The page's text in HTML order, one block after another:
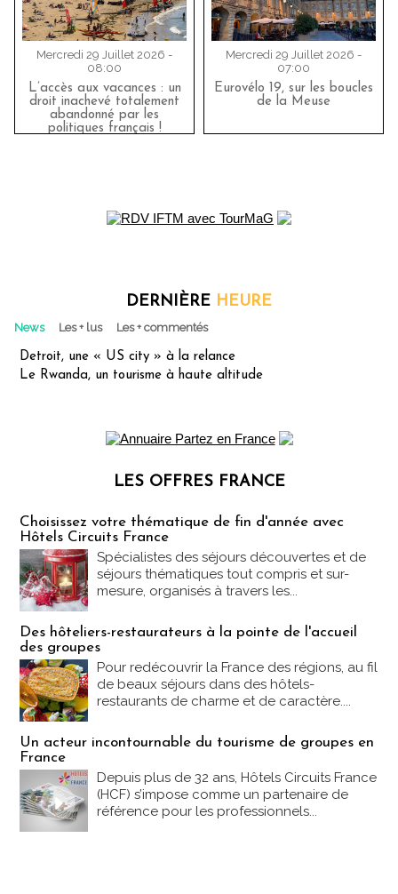
Mercredi 29 Juillet 2026 -
08:00
L’accès aux vacances : un
droit inachevé totalement
abandonné par les
politiques français !
Mercredi 29 Juillet 2026 -
07:00
Eurovélo 19, sur les boucles
de la Meuse
DERNIÈRE HEURE
News Les + lus Les + commentés
Detroit, une « US city » à la relance
Le Rwanda, un tourisme à haute altitude
LES OFFRES FRANCE
Choisissez votre thématique de fin d'année avec
Hôtels Circuits France
Spécialistes des séjours découvertes et de
séjours thématiques tout compris et sur-
mesure, organisés à travers les...
Des hôteliers-restaurateurs à la pointe de l'accueil
des groupes
Pour redécouvrir la France des régions, au fil
de beaux séjours dans des hôtels-
restaurants de charme et de caractère....
Un acteur incontournable du tourisme de groupes en
France
Depuis plus de 32 ans, Hôtels Circuits France
(HCF) s’impose comme un partenaire de
référence pour les professionnels...